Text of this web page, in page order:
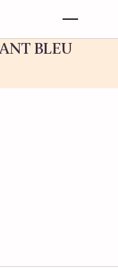
BLEU